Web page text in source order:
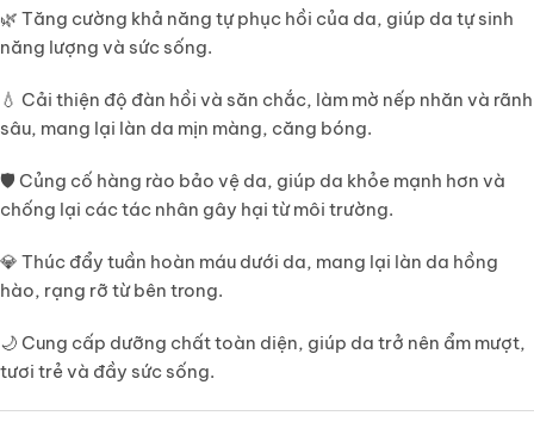
🌿 Tăng cường khả năng tự phục hồi của da, giúp da tự sinh
năng lượng và sức sống.
💧 Cải thiện độ đàn hồi và săn chắc, làm mờ nếp nhăn và rãnh
sâu, mang lại làn da mịn màng, căng bóng.
🛡️ Củng cố hàng rào bảo vệ da, giúp da khỏe mạnh hơn và
chống lại các tác nhân gây hại từ môi trường.
💎 Thúc đẩy tuần hoàn máu dưới da, mang lại làn da hồng
hào, rạng rỡ từ bên trong.
🌙 Cung cấp dưỡng chất toàn diện, giúp da trở nên ẩm mượt,
tươi trẻ và đầy sức sống.